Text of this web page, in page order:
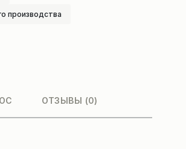
производства
ОТЗЫВЫ (0)